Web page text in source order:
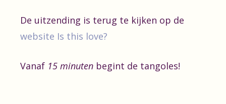
De uitzending is terug te kijken op de
website Is this love?
Vanaf 15 minuten begint de tangoles!